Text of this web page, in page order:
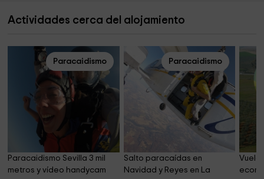
Actividades cerca del alojamiento
Paracaidismo
Paracaidismo Sevilla 3 mil
metros y vídeo handycam
Paracaidismo
Salto paracaídas en
Navidad y Reyes en La
Vuelo